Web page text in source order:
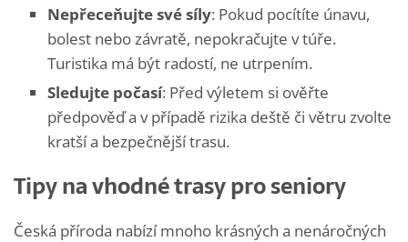
Nepřeceňujte své síly: Pokud pocítíte únavu,
bolest nebo závratě, nepokračujte v túře.
Turistika má být radostí, ne utrpením.
Sledujte počasí: Před výletem si ověřte
předpověď a v případě rizika deště či větru zvolte
kratší a bezpečnější trasu.
Tipy na vhodné trasy pro seniory
Česká příroda nabízí mnoho krásných a nenáročných